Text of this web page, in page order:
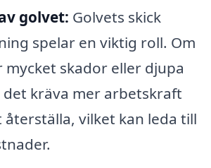
golvet: Golvets skick
spelar en viktig roll. Om
mycket skador eller djupa
kräva mer arbetskraft
vilket kan leda till